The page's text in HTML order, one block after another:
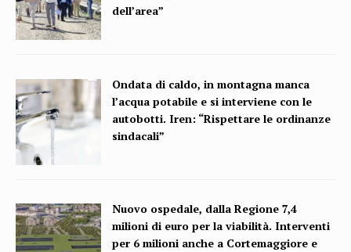
dell’area”
Ondata di caldo, in montagna manca
l’acqua potabile e si interviene con le
autobotti. Iren: “Rispettare le ordinanze
sindacali”
Nuovo ospedale, dalla Regione 7,4
milioni di euro per la viabilità. Interventi
per 6 milioni anche a Cortemaggiore e